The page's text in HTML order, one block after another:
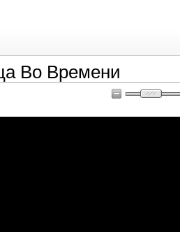
Во Времени